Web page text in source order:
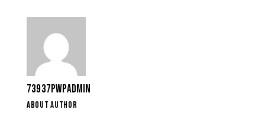
73937PWPADMIN
ABOUT AUTHOR